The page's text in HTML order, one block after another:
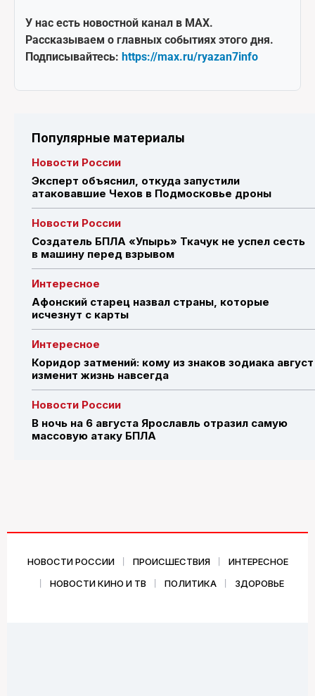
У нас есть новостной канал в MAX.
Рассказываем о главных событиях этого дня.
Подписывайтесь: https://max.ru/ryazan7info
Популярные материалы
Новости России
Эксперт объяснил, откуда запустили
атаковавшие Чехов в Подмосковье дроны
Новости России
Создатель БПЛА «Упырь» Ткачук не успел сесть
в машину перед взрывом
Интересное
Афонский старец назвал страны, которые
исчезнут с карты
Интересное
Коридор затмений: кому из знаков зодиака август
изменит жизнь навсегда
Новости России
В ночь на 6 августа Ярославль отразил самую
массовую атаку БПЛА
НОВОСТИ РОССИИ ПРОИСШЕСТВИЯ
ИНТЕРЕСНОЕ
НОВОСТИ КИНО И ТВ
ПОЛИТИКА ЗДОРОВЬЕ